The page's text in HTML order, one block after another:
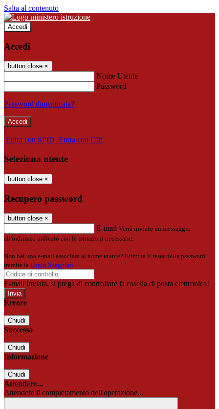
Salta al contenuto
Accedi
Accedi
button close ×
Nome Utente
Password
Password dimenticata?
-
Entra con SPID Entra con CIE
Seleziona utente
button close ×
Recupero password
button close ×
E-mail Verrà inviato un messaggio
all'indirizzo indicato con le istruzioni necessarie.
Non hai una e-mail associata al nome utente? Effettua il reset della password
tramite la Login Spaggiari
E-mail inviata, si prega di controllare la casella di posta elettronica!
Errore
Chiudi
Successo
Chiudi
Informazione
Chiudi
Attendere...
Attendere il completamento dell'operazione...